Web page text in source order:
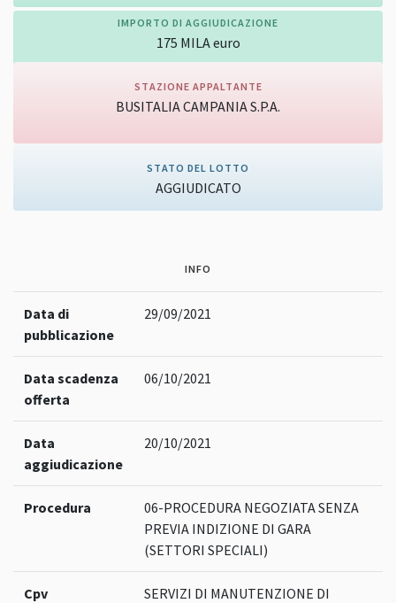
IMPORTO DI AGGIUDICAZIONE
175 MILAeuro
STAZIONE APPALTANTE
BUSITALIA CAMPANIA S.P.A.
STATO DEL LOTTO
AGGIUDICATO
INFO
Data di
pubblicazione
29/09/2021
Data scadenza
offerta
06/10/2021
Data
aggiudicazione
20/10/2021
Procedura
06-PROCEDURA NEGOZIATA SENZA
PREVIA INDIZIONE DI GARA
(SETTORI SPECIALI)
Cpv
SERVIZI DI MANUTENZIONE DI